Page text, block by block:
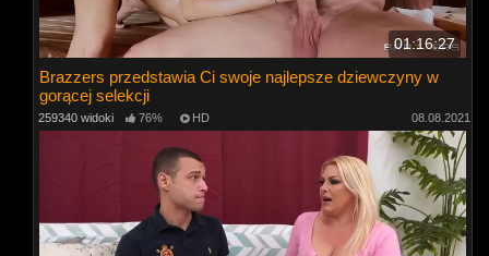
01:16:27
Brazzers przedstawia Ci swoje najlepsze dziewczyny w
gorącej selekcji
259340 widoki 76% HD 08.08.2021